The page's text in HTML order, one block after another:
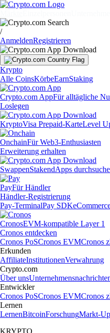
/
AnmeldenRegistrieren
Krypto
Alle CoinsKörbeEarnStaking
Crypto.com AppFür alltägliche
Loslegen
KryptoVisa Prepaid-KarteLevel
OnchainFür Web3-Enthusiasten
Erweiterung erhalten
SwappenStakendApps
PayFür Händler
Händler-Registrierung
Pay-TerminalPay SDK
CronosEVM-kompatible Layer 1
Cronos entdecken
Cronos PoSCronos EVMCronos
Erkunden
AffiliateInstitutionenVerwahrung
Crypto.com
Über uns
Entwickler
Cronos PoSCronos EVMCronos
Lernen
LernenBitcoinForschungMarkt-
KRYPTO